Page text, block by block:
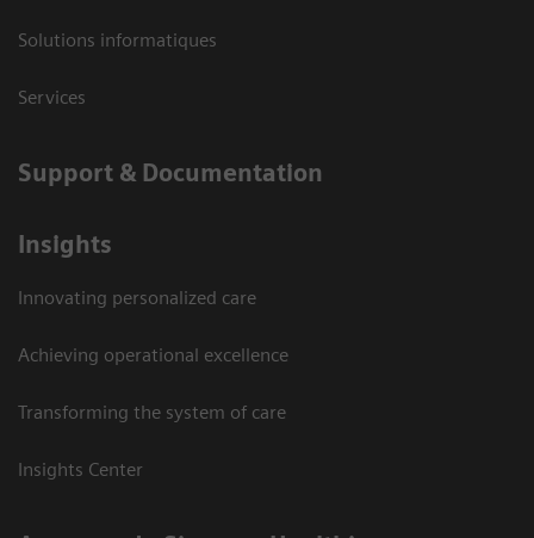
Solutions informatiques
Services
Support & Documentation
Insights
Innovating personalized care
Achieving operational excellence
Transforming the system of care
Insights Center